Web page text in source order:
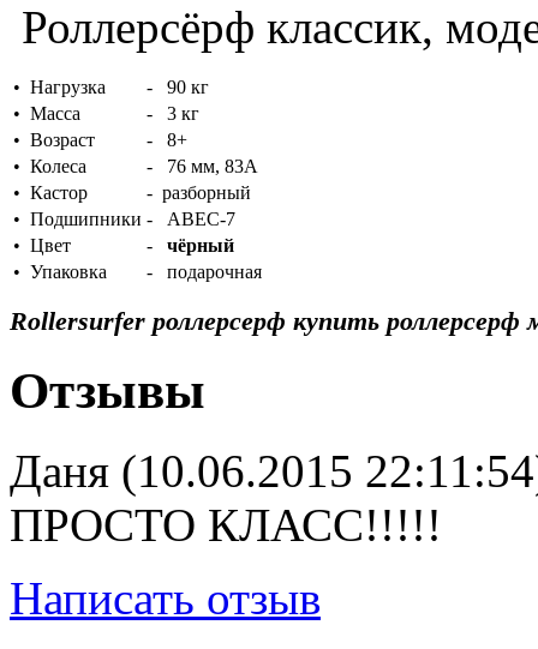
Роллерсёрф классик,
• Нагрузка -
90 кг
• Масса -
3 кг
• Возраст -
8+
• Колеса -
76 мм, 83А
• Кастор - разборный
• Подшипники -
АВЕС-7
• Цвет -
чёрный
• Упаковка - подарочная
Rollersurfer роллерсерф купить
Отзывы
Даня (10.06.2015
ПРОСТО КЛАСС!!!!!
Написать отзыв